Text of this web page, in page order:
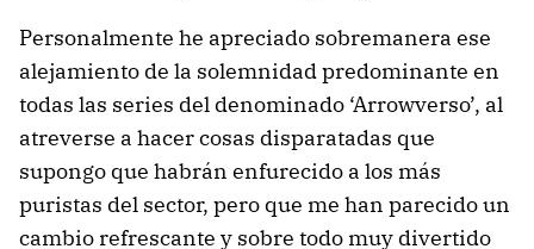
Personalmente he apreciado sobremanera ese
alejamiento de la solemnidad predominante en
todas las series del denominado ‘Arrowverso’, al
atreverse a hacer cosas disparatadas que
supongo que habrán enfurecido a los más
puristas del sector, pero que me han parecido un
cambio refrescante y sobre todo muy divertido